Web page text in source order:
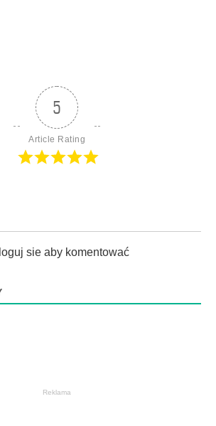
5
Article Rating
sie aby komentować
Reklama